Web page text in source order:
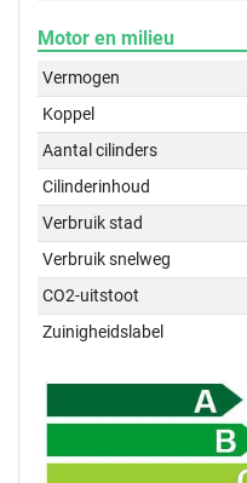
Motor en milieu
Vermogen
Koppel
Aantal cilinders
Cilinderinhoud
Verbruik stad
Verbruik snelweg
CO2-uitstoot
Zuinigheidslabel